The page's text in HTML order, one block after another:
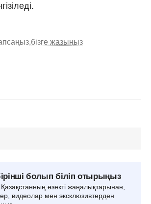
бізге жазыңыз
болып біліп отырыңыз
өзекті жаңалықтарынан,
видеолар мен эксклюзивтерден